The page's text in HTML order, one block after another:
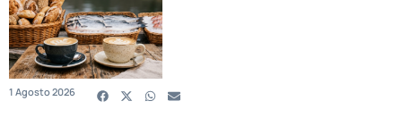
1 Agosto 2026